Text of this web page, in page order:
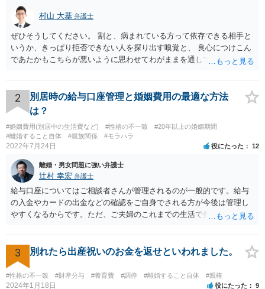
村山 大基 弁護士
ぜひそうしてください。 割と、病まれている方って依存できる相手と
いうか、きっぱり拒否できない人を探り出す嗅覚と、 良心につけこん
であたかもこちらが悪いように思わせてわがままを通してくる力がす
いのがおすすめです。 二人だけの密室で好き勝手していても、割と弁
護士とか警察が関与すると しゅんとする人が多いです。
2
別居時の給与口座管理と婚姻費用の最適な方法
は？
#婚姻費用(別居中の生活費など) #性格の不一致
#20年以上の婚姻期間
#離婚すること自体
#親族関係 #モラハラ
2022年7月24日 役にたった 12
離婚・男女問題に強い弁護士
辻村 幸宏 弁護士
給与口座についてはご相談者さんが管理されるのが一般的です。給与
の入金やカードの出金などの確認をご自身でされる方が今後は管理し
やすくなるからです。ただ、ご夫婦のこれまでの生活で奥様が管理さ
しても構わないとは思います。 隠し財産といっても、収入は給与だけ
で隠しようがないでしょうし、今わかっていない財産がないのであれ
ば別居後に新たな財産ができてもお互いに分与を主張できないことに
はなりますので杞憂ということになろうかと思います。 婚姻費用を渡
さないというおそれを奥様が抱くのはやむない面もあるとは思います
3 別れたら出産祝いのお金を返せといわれました。
#性格の不一致 #財産分与 #養育費 #調停 #離婚すること自体 #親権
2024年1月18日 役にたった 9